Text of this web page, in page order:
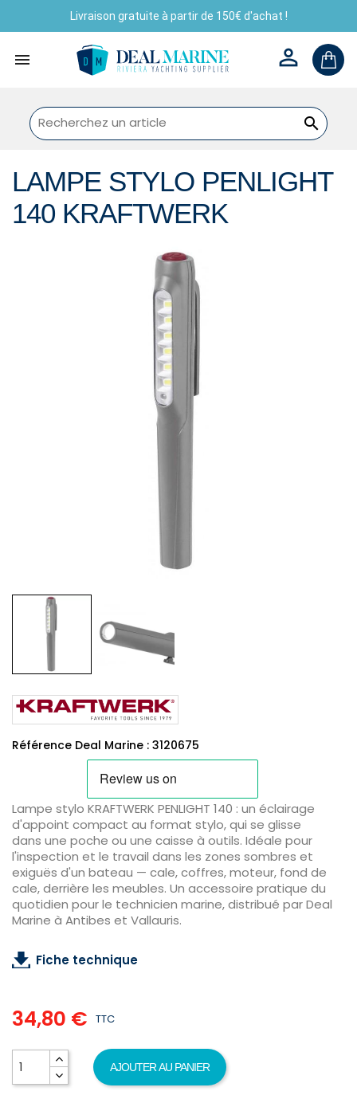
Livraison gratuite à partir de 150€ d'achat !
 

LAMPE STYLO PENLIGHT
140 KRAFTWERK
Référence Deal Marine : 3120675
Lampe stylo KRAFTWERK PENLIGHT 140 : un éclairage
d'appoint compact au format stylo, qui se glisse
dans une poche ou une caisse à outils. Idéale pour
l'inspection et le travail dans les zones sombres et
exiguës d'un bateau — cale, coffres, moteur, fond de
cale, derrière les meubles. Un accessoire pratique du
quotidien pour le technicien marine, distribué par Deal
Marine à Antibes et Vallauris.
Fiche technique
34,80 € TTC
AJOUTER AU PANIER